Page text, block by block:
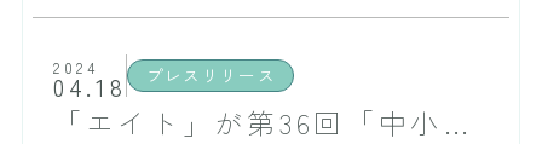
2024
04.18 プレスリリース
「エイト」が第36回「中小企業優秀新技術・新製品賞」の一般部門優秀賞を受賞致しました